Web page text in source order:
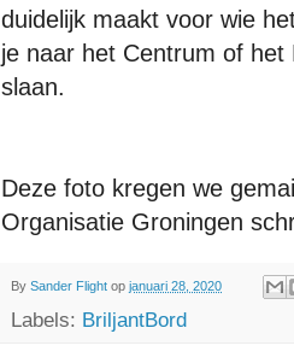
duidelijk maakt voor wie
je naar het Centrum of
slaan.
Deze foto kregen we
Organisatie Groningen
By Sander Flight op januari 28, 2020
Labels: BriljantBord